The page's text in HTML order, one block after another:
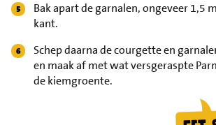
Bak apart de garnalen, ongeveer 1,5
kant.
Schep daarna de courgette en
en maak af met wat versgeraspte
de kiemgroente.